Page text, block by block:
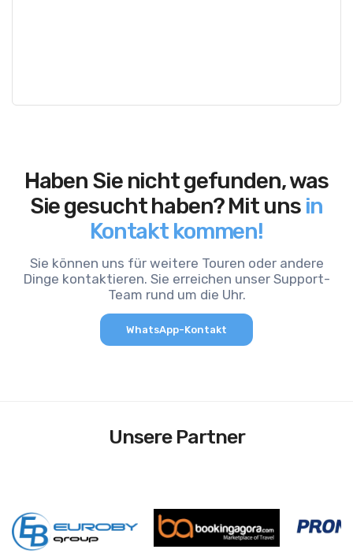
Haben Sie nicht gefunden, was
Sie gesucht haben? Mit uns in
Kontakt kommen!
Sie können uns für weitere Touren oder andere
Dinge kontaktieren. Sie erreichen unser Support-
Team rund um die Uhr.
WhatsApp-Kontakt
Unsere Partner